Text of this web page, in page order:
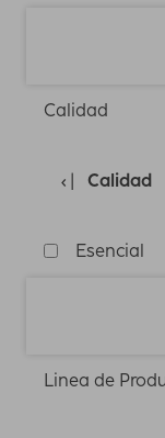
Calidad
Calidad
Esencial
Linea de